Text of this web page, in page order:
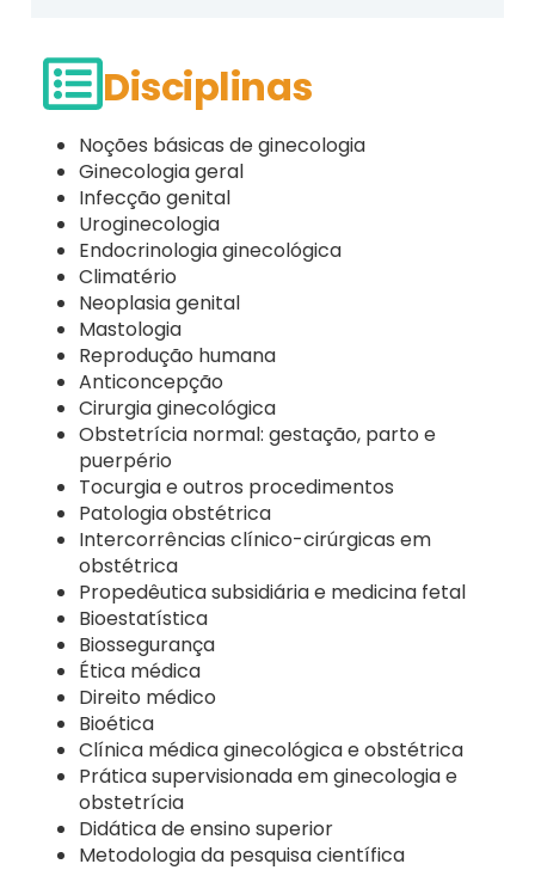
Disciplinas
Noções básicas de ginecologia
Ginecologia geral
Infecção genital
Uroginecologia
Endocrinologia ginecológica
Climatério
Neoplasia genital
Mastologia
Reprodução humana
Anticoncepção
Cirurgia ginecológica
Obstetrícia normal: gestação, parto e
puerpério
Tocurgia e outros procedimentos
Patologia obstétrica
Intercorrências clínico-cirúrgicas em
obstétrica
Propedêutica subsidiária e medicina fetal
Bioestatística
Biossegurança
Ética médica
Direito médico
Bioética
Clínica médica ginecológica e obstétrica
Prática supervisionada em ginecologia e
obstetrícia
Didática de ensino superior
Metodologia da pesquisa científica